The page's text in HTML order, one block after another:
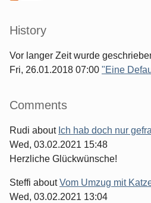
History
Vor langer Zeit wurde
Fri, 26.01.2018 07:00 "Eine
Comments
Rudi about Ich hab doch nur
Wed, 03.02.2021 15:48
Herzliche Glückwünsche!
Steffi aboutVom Umzug mit
Wed, 03.02.2021 13:04